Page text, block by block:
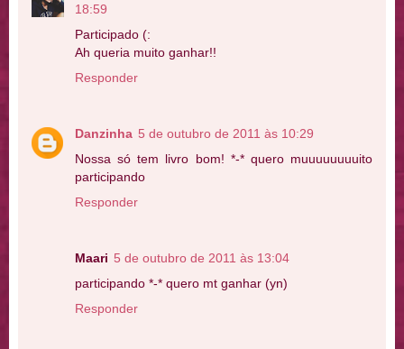
18:59
Participado (:
Ah queria muito ganhar!!
Responder
Danzinha 5 de outubro de 2011 às 10:29
Nossa só tem livro bom! *-* quero muuuuuuuuito
participando
Responder
Maari 5 de outubro de 2011 às 13:04
participando *-* quero mt ganhar (yn)
Responder